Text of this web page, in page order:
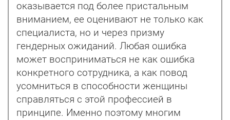
оказывается под более пристальным
вниманием, ее оценивают не только как
специалиста, но и через призму
гендерных ожиданий. Любая ошибка
может восприниматься не как ошибка
конкретного сотрудника, а как повод
усомниться в способности женщины
справляться с этой профессией в
принципе. Именно поэтому многим